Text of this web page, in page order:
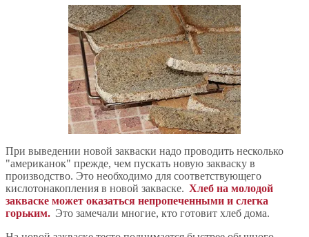
При выведении новой закваски надо проводить несколько
"американок" прежде, чем пускать новую закваску в
производство. Это необходимо для соответствующего
кислотонакопления в новой закваске. Хлеб на молодой
закваске может оказаться непропеченными и слегка
горьким. Это замечали многие, кто готовит хлеб дома.